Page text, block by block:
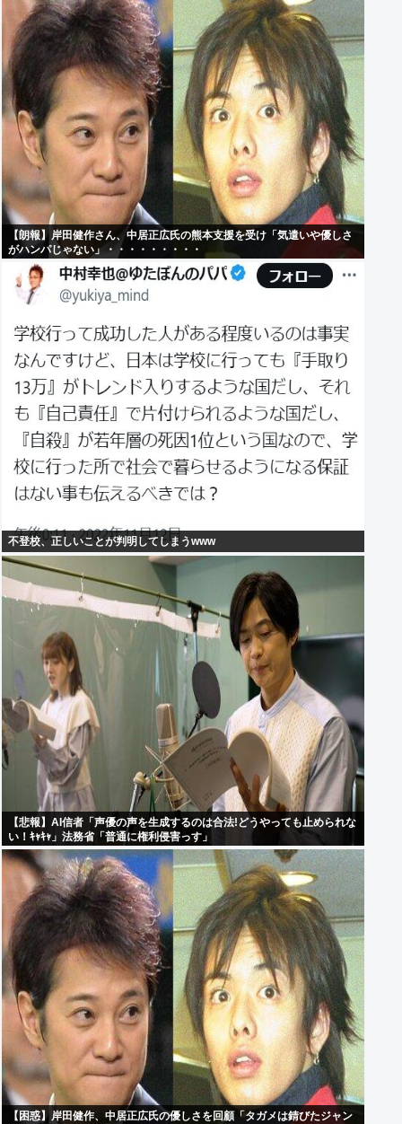
【朗報】岸田健作さん、中居正広氏の熊本支援を受け「気遣いや優しさ
がハンパじゃない」・・・・・・・・・
不登校、正しいことが判明してしまうwww
【悲報】AI信者「声優の声を生成するのは合法!どうやっても止められな
い！ｷｬｷｬ」法務省「普通に権利侵害っす」
【困惑】岸田健作、中居正広氏の優しさを回顧「タガメは錆びたジャン